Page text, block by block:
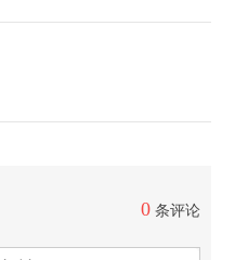
0 条评论